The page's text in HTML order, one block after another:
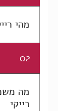
מהי
כלל,
אנרגיית
מוזרמת
02
מה
רייקי